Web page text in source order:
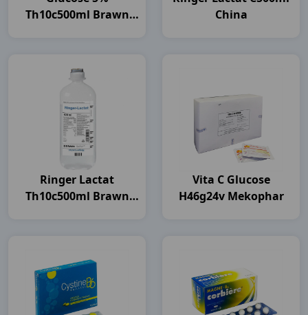
Th10c500ml Brawn
China
Ringer Lactat
Th10c500ml Brawn
Vita C Glucose
H46g24v Mekophar